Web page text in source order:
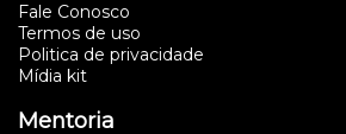
Fale Conosco
Termos de uso
Politica de privacidade
Mídia kit
Mentoria